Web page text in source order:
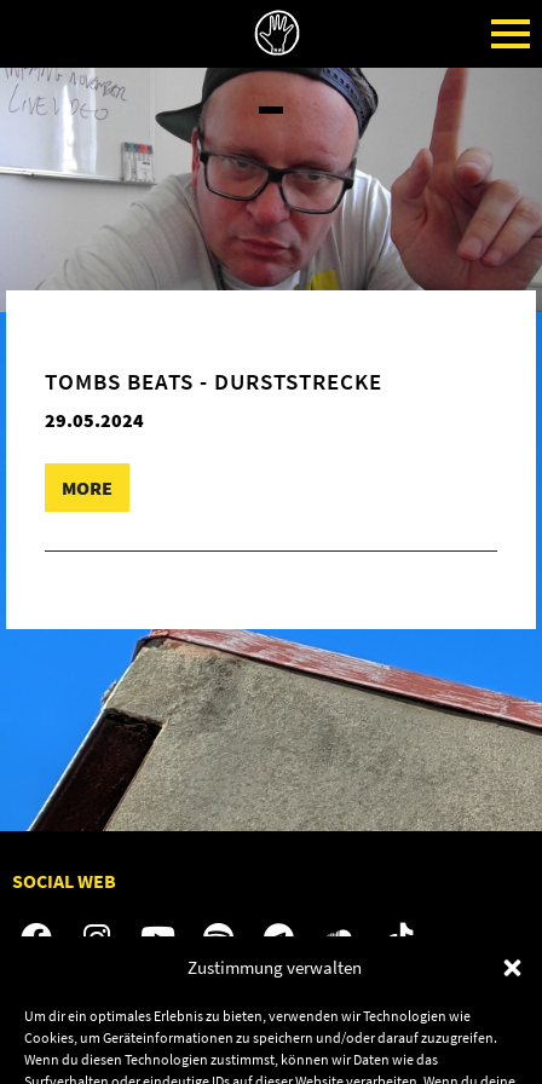
Zustimmung verwalten
Um dir ein optimales Erlebnis zu bieten, verwenden wir Technologien wie
Cookies, um Geräteinformationen zu speichern und/oder darauf zuzugreifen.
Wenn du diesen Technologien zustimmst, können wir Daten wie das
TOMBS BEATS - DURSTSTRECKE
29.05.2024
MORE
SOCIAL WEB
Audiolith
News
Jobs
Kontakt